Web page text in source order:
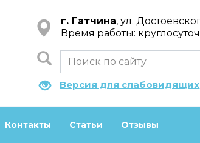
г. Гатчина, ул.
Время работы:
Версия для слабовидящих
Контакты Статьи Отзывы